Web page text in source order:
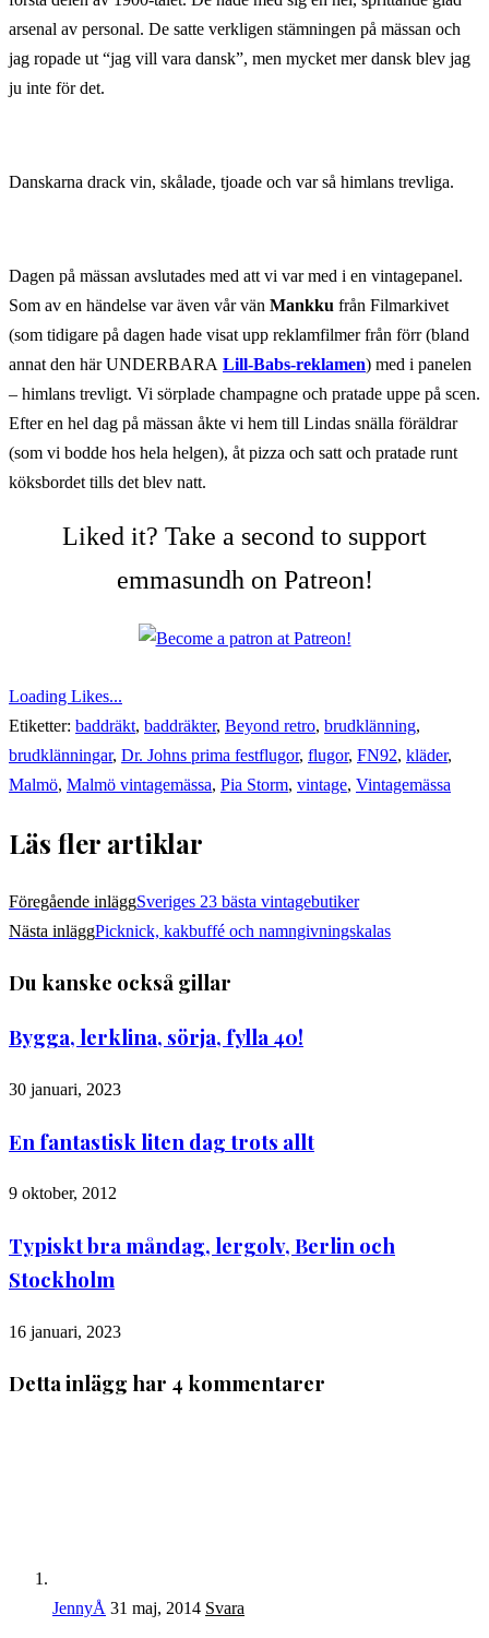
arsenal av personal. De satte verkligen stämningen på mässan och
jag ropade ut “jag vill vara dansk”, men mycket mer dansk blev jag
ju inte för det.
Danskarna drack vin, skålade, tjoade och var så himlans trevliga.
Dagen på mässan avslutades med att vi var med i en vintagepanel.
Som av en händelse var även vår vän Mankku från Filmarkivet
(som tidigare på dagen hade visat upp reklamfilmer från förr (bland
annat den här UNDERBARA Lill-Babs-reklamen) med i panelen
– himlans trevligt. Vi sörplade champagne och pratade uppe på scen.
Efter en hel dag på mässan åkte vi hem till Lindas snälla föräldrar
(som vi bodde hos hela helgen), åt pizza och satt och pratade runt
köksbordet tills det blev natt.
Liked it? Take a second to support
emmasundh on Patreon!
Loading Likes...
Etiketter: baddräkt, baddräkter, Beyond retro, brudklänning,
brudklänningar, Dr. Johns prima festflugor, flugor, FN92, kläder,
Malmö, Malmö vintagemässa, Pia Storm, vintage, Vintagemässa
Läs fler artiklar
Föregående inläggSveriges 23 bästa vintagebutiker
Nästa inläggPicknick, kakbuffé och namngivningskalas
Du kanske också gillar
Bygga, lerklina, sörja, fylla 40!
30 januari, 2023
En fantastisk liten dag trots allt
9 oktober, 2012
Typiskt bra måndag, lergolv, Berlin och
Stockholm
16 januari, 2023
Detta inlägg har 4 kommentarer
JennyÅ 31 maj, 2014 Svara